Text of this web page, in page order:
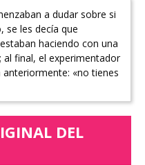
a dudar sobre si
se les decía que
haciendo con una
al final, el experimentador
«no tienes
DEL